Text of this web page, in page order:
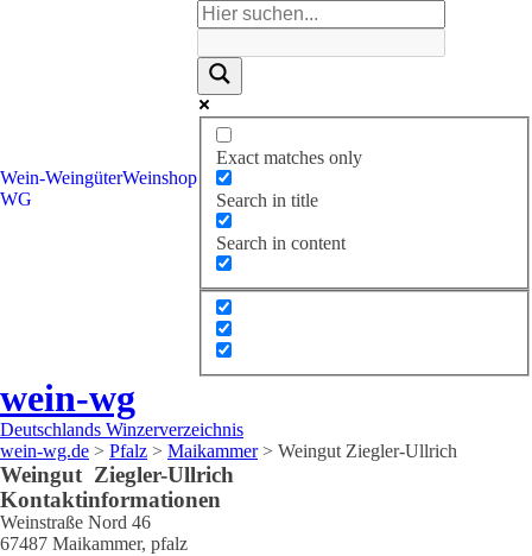
Wein-
WG
WeingüterWeinshop
Exact matches only
Search in title
Search in content
wein-wg
Deutschlands Winzerverzeichnis
wein-wg.de > Pfalz > Maikammer> Weingut Ziegler-Ullrich
Weingut Ziegler-Ullrich
Kontaktinformationen
Weinstraße Nord 46
67487 Maikammer, pfalz